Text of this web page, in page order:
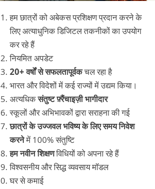
हम छात्रों को अबेकस प्रशिक्षण प्रदान करने के
लिए अत्याधुनिक डिजिटल तकनीकों का उपयोग
कर रहे हैं
नियमित अपडेट
20+ वर्षों से सफलतापूर्वकचल रहा है
भारत और विदेशों में कई राज्यों में उद्यम किया।
अत्यधिकसंतुष्ट फ़्रैंचाइज़ी भागीदार
स्कूलों और अभिभावकों द्वारा सराहना की गई
छात्रों के उज्जवल भविष्य के लिए समय निवेश
करनेमें 100% संतुष्टि
हम नवीन शिक्षणविधियों को अपना रहे हैं
विश्वसनीय और सिद्ध व्यवसाय मॉडल
घर से कमाई